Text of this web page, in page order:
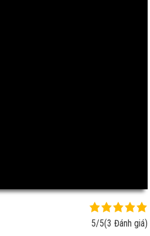
5/5(3 Đánh giá)